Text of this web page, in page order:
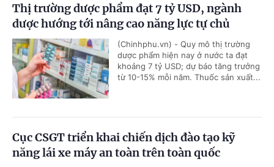
Thị trường dược phẩm đạt 7 tỷ USD, ngành
dược hướng tới nâng cao năng lực tự chủ
(Chinhphu.vn) - Quy mô thị trường
dược phẩm hiện nay ở nước ta đạt
khoảng 7 tỷ USD; dự báo tăng trưởng
từ 10-15% mỗi năm. Thuốc sản xuất...
Cục CSGT triển khai chiến dịch đào tạo kỹ
năng lái xe máy an toàn trên toàn quốc